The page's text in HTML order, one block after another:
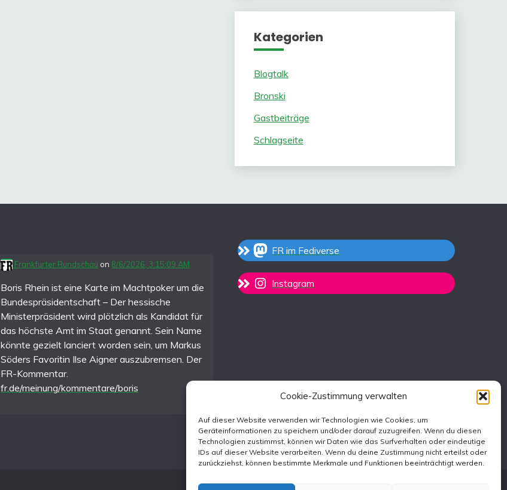
Cookie-Zustimmung verwalten
Auf dieser Website verwenden wir Technologien wie Cookies, um
Geräteinformationen zu speichern und/oder darauf zuzugreifen. Wenn du diesen
Technologien zustimmst, können wir Daten wie das Surfverhalten oder eindeutige
IDs auf dieser Website verarbeiten. Wenn du deine Zustimmung nicht erteilst oder
zurückziehst, können bestimmte Merkmale und Funktionen beeinträchtigt werden.
Kategorien
Blogtalk
Bronski
Gastbeiträge
Schlagseite
Frankfurter Rundschau on 8/6/2026, 3:15:09 AM
Boris Rhein ist eine Karte im Machtpoker um die
Bundespräsidentschaft – Der hessische
Ministerpräsident wird plötzlich als Kandidat für
das höchste Amt im Staat genannt. Sein Name
könnte gezielt lanciert worden sein, um Markus
Söders Favoritin Ilse Aigner auszubremsen. Der
FR-Kommentar.
fr.de/meinung/kommentare/boris
FR im Fediverse
Instagram